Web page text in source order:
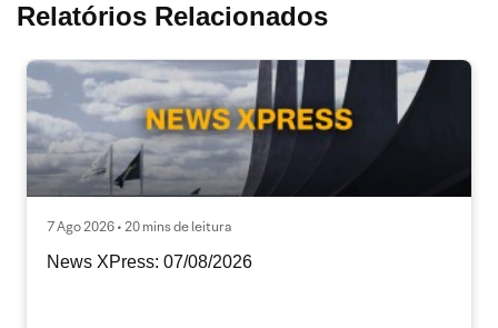
Relatórios Relacionados
7 Ago 2026 • 20 mins de leitura
News XPress: 07/08/2026